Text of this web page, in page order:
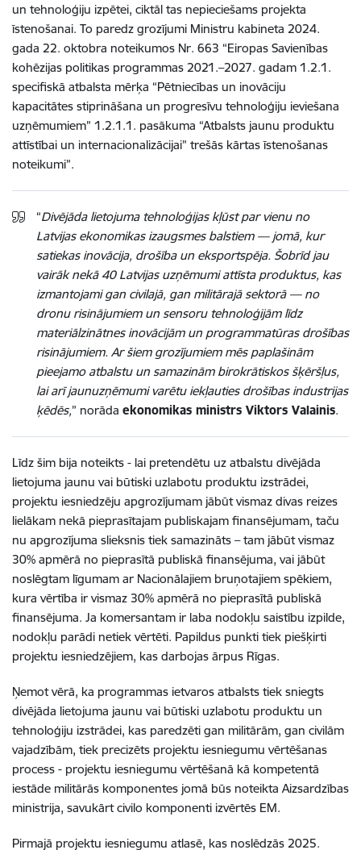
un tehnoloģiju izpētei, ciktāl tas nepieciešams projekta
īstenošanai. To paredz grozījumi Ministru kabineta 2024.
gada 22. oktobra noteikumos Nr. 663 “Eiropas Savienības
kohēzijas politikas programmas 2021.–2027. gadam 1.2.1.
specifiskā atbalsta mērķa “Pētniecības un inovāciju
kapacitātes stiprināšana un progresīvu tehnoloģiju ieviešana
uzņēmumiem” 1.2.1.1. pasākuma “Atbalsts jaunu produktu
attīstībai un internacionalizācijai” trešās kārtas īstenošanas
noteikumi”.
“Divējāda lietojuma tehnoloģijas kļūst par vienu no
Latvijas ekonomikas izaugsmes balstiem — jomā, kur
satiekas inovācija, drošība un eksportspēja. Šobrīd jau
vairāk nekā 40 Latvijas uzņēmumi attīsta produktus, kas
izmantojami gan civilajā, gan militārajā sektorā — no
dronu risinājumiem un sensoru tehnoloģijām līdz
materiālzinātnes inovācijām un programmatūras drošības
risinājumiem. Ar šiem grozījumiem mēs paplašinām
pieejamo atbalstu un samazinām birokrātiskos šķēršļus,
lai arī jaunuzņēmumi varētu iekļauties drošības industrijas
ķēdēs,” norāda ekonomikas ministrs Viktors Valainis.
Līdz šim bija noteikts - lai pretendētu uz atbalstu divējāda
lietojuma jaunu vai būtiski uzlabotu produktu izstrādei,
projektu iesniedzēju apgrozījumam jābūt vismaz divas reizes
lielākam nekā pieprasītajam publiskajam finansējumam, taču
nu apgrozījuma slieksnis tiek samazināts – tam jābūt vismaz
30% apmērā no pieprasītā publiskā finansējuma, vai jābūt
noslēgtam līgumam ar Nacionālajiem bruņotajiem spēkiem,
kura vērtība ir vismaz 30% apmērā no pieprasītā publiskā
finansējuma. Ja komersantam ir laba nodokļu saistību izpilde,
nodokļu parādi netiek vērtēti. Papildus punkti tiek piešķirti
projektu iesniedzējiem, kas darbojas ārpus Rīgas.
Ņemot vērā, ka programmas ietvaros atbalsts tiek sniegts
divējāda lietojuma jaunu vai būtiski uzlabotu produktu un
tehnoloģiju izstrādei, kas paredzēti gan militārām, gan civilām
vajadzībām, tiek precizēts projektu iesniegumu vērtēšanas
process - projektu iesniegumu vērtēšanā kā kompetentā
iestāde militārās komponentes jomā būs noteikta Aizsardzības
ministrija, savukārt civilo komponenti izvērtēs EM.
Pirmajā projektu iesniegumu atlasē, kas noslēdzās 2025.